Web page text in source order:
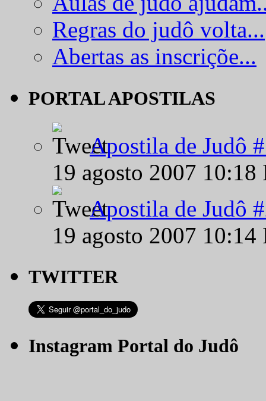
Regras do judô volta...
Abertas as inscriçõe...
PORTAL APOSTILAS
Apostila de Judô
19 agosto 2007
Apostila de Judô
19 agosto 2007
TWITTER
Instagram Portal do Judô